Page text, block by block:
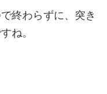
終わらずに、突き
ね。